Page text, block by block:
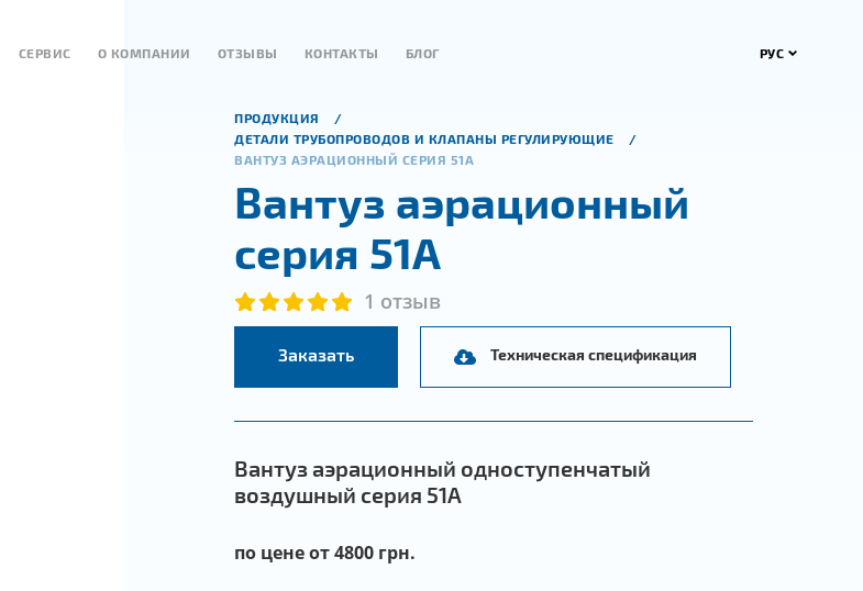
СЕРВИС О КОМПАНИИ ОТЗЫВЫ КОНТАКТЫ БЛОГ РУС
ПРОДУКЦИЯ
ДЕТАЛИ ТРУБОПРОВОДОВ И КЛАПАНЫ РЕГУЛИРУЮЩИЕ
ВАНТУЗ АЭРАЦИОННЫЙ СЕРИЯ 51А
Вантуз аэрационный
серия 51А
1 отзыв
Заказать Техническая спецификация
Вантуз аэрационный одноступенчатый
воздушный серия 51А
по цене от 4800 грн.